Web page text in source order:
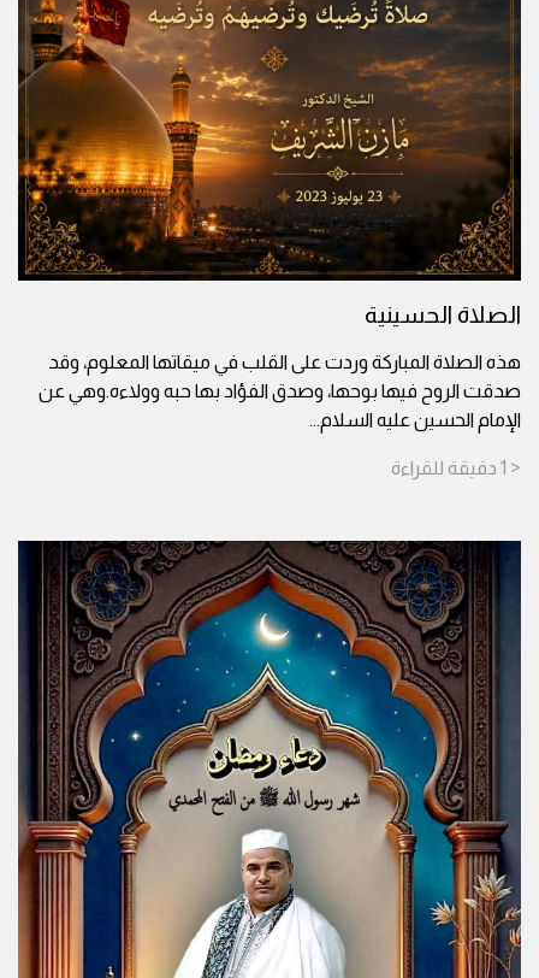
الصلاة الحسينية
هذه الصلاة المباركة وردت على القلب في ميقاتها المعلوم، وقد
صدقت الروح فيها بوحها، وصدق الفؤاد بها حبه وولاءه.وهي عن
الإمام الحسين عليه السلام...
< 1 دقيقة للقراءة